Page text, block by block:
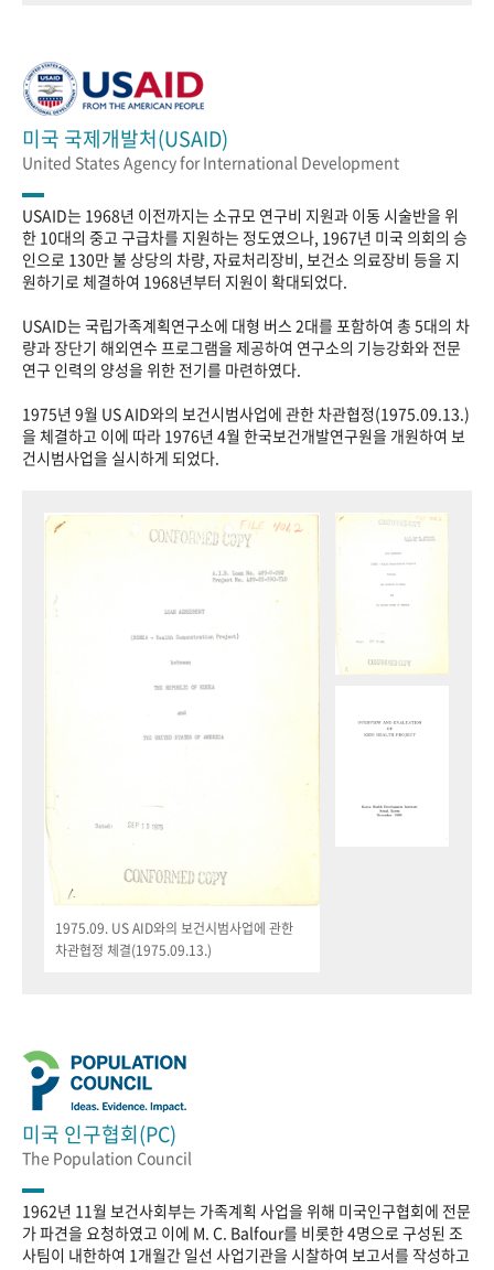
미국 국제개발처(USAID)
United States Agency for International Development
USAID는 1968년 이전까지는 소규모 연구비 지원과 이동 시술반을 위
한 10대의 중고 구급차를 지원하는 정도였으나, 1967년 미국 의회의 승
인으로 130만 불 상당의 차량, 자료처리장비, 보건소 의료장비 등을 지
원하기로 체결하여 1968년부터 지원이 확대되었다.
USAID는 국립가족계획연구소에 대형 버스 2대를 포함하여 총 5대의 차
량과 장단기 해외연수 프로그램을 제공하여 연구소의 기능강화와 전문
연구 인력의 양성을 위한 전기를 마련하였다.
1975년 9월 US AID와의 보건시범사업에 관한 차관협정(1975.09.13.)
을 체결하고 이에 따라 1976년 4월 한국보건개발연구원을 개원하여 보
건시범사업을 실시하게 되었다.
1975.09. US AID와의 보건시범사업에 관한
차관협정 체결(1975.09.13.)
미국 인구협회(PC)
The Population Council
1962년 11월 보건사회부는 가족계획 사업을 위해 미국인구협회에 전문
가 파견을 요청하였고 이에 M. C. Balfour를 비롯한 4명으로 구성된 조
사팀이 내한하여 1개월간 일선 사업기관을 시찰하여 보고서를 작성하고